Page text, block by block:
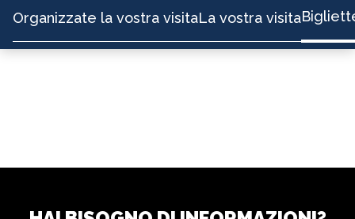
Organizzate la vostra visitaLa vostra visita